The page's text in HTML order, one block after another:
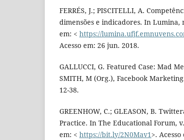
FERRÉS, J.; PISCITELLI, A.
dimensões e indicadores. In Lumina,
em: < https://
Acesso em: 26 jun. 2018.
GALLUCCI, G. Featured Case: Mad
SMITH, M (Org.), Facebook
12-38.
GREENHOW, C.; GLEASON, B.
Practice. In The Educational Forum,
em: < https://bit.ly/2N0Mav1>.